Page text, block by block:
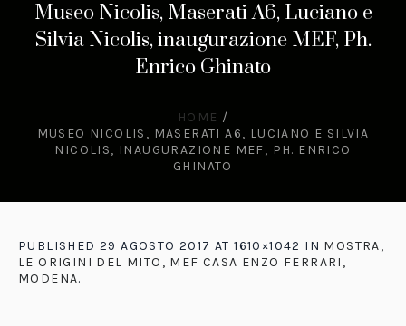
Museo Nicolis, Maserati A6, Luciano e
Silvia Nicolis, inaugurazione MEF, Ph.
Enrico Ghinato
HOME /
MUSEO NICOLIS, MASERATI A6, LUCIANO E SILVIA
NICOLIS, INAUGURAZIONE MEF, PH. ENRICO
GHINATO
PUBLISHED 29 AGOSTO 2017 AT 1610×1042 IN MOSTRA,
LE ORIGINI DEL MITO, MEF CASA ENZO FERRARI,
MODENA.